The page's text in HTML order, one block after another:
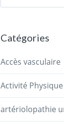
Catégories
Accès vasculaire
Activité Physique
artériolopathie